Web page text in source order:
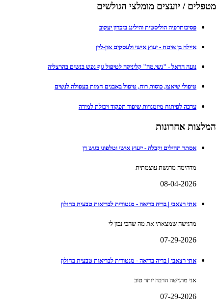
מטפלים / יועצים מומלצי הגולשים
פסיכותרפיה הוליסטית והילינג בזכרון יעקוב
איילה בן איטח - יעוץ אישי ולעסקים און-ליין
נועה הראל - "נשי.מה" קליניקה לטיפול גוף נפש בנשים בהרצליה
טיפולי שיאצו, כוסות רוח, טיפול באבנים חמות בעפולה לנשים
ערכה לפיתוח מיומנויות שיפור תפקוד ויכולת למידה
המלצות אחרונות
אסתר תהילים וקבלה - ייעוץ אישי וטלפוני בגוש דן
מדהימה מרגשת עוצמתית
08-04-2026
אתי רצאבי | בריה בריאה - מנטורית לבריאות טבעית בחולון
מרגישה שמצאתי את מה שהכי נכון לי
07-29-2026
אתי רצאבי | בריה בריאה - מנטורית לבריאות טבעית בחולון
אני מרגישה הרבה יותר טוב
07-29-2026